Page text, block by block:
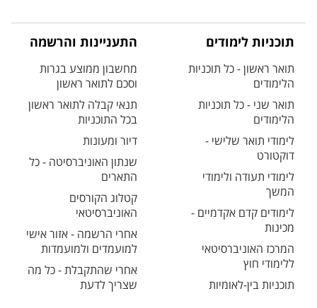
תוכניות לימודים
תואר ראשון - כל תוכניות
הלימודים
תואר שני - כל תוכניות
הלימודים
לימודי תואר שלישי -
דוקטורט
לימודי תעודה ולימודי
המשך
לימודים קדם אקדמיים -
מכינות
המרכז האוניברסיטאי
ללימודי חוץ
תוכניות בין-לאומיות
התעניינות והרשמה
מחשבון ממוצע בגרות
וסכם לתואר ראשון
תנאי קבלה לתואר ראשון
בכל התוכניות
דיור ומעונות
שנתון האוניברסיטה - כל
התארים
קטלוג הקורסים
האוניברסיטאי
אחרי הרשמה - אזור אישי
למועמדים ולמועמדות
אחרי שהתקבלת - כל מה
שצריך לדעת